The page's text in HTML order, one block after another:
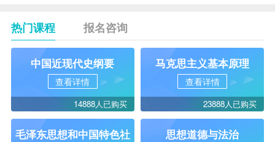
热门课程 报名咨询
中国近现代史纲要
查看详情
14888人已购买
马克思主义基本原理
查看详情
23888人已购买
毛泽东思想和中国特色社
思想道德与法治